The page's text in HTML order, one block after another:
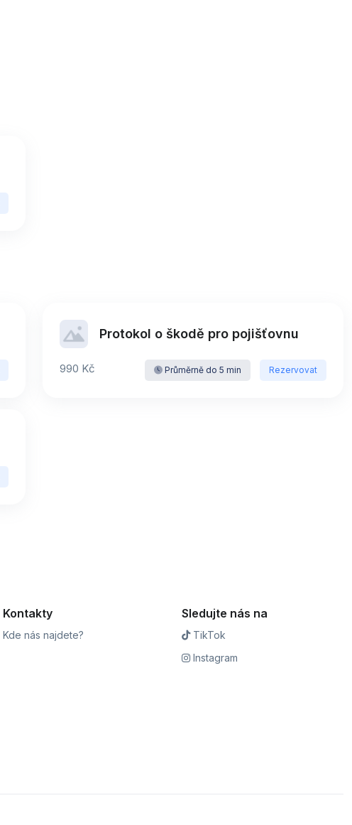
Protokol o škodě pro pojišťovnu
990 Kč Průměrně do 5 min Rezervovat
Kontakty
Kde nás najdete?
Sledujte nás na
TikTok
Instagram